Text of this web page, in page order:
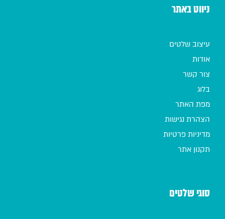
ניווט באתר
עיצוב שלטים
אודות
צור קשר
בלוג
מפת האתר
הצהרת נגישות
מדיניות פרטיות
תקנון אתר
סוגי שלטים